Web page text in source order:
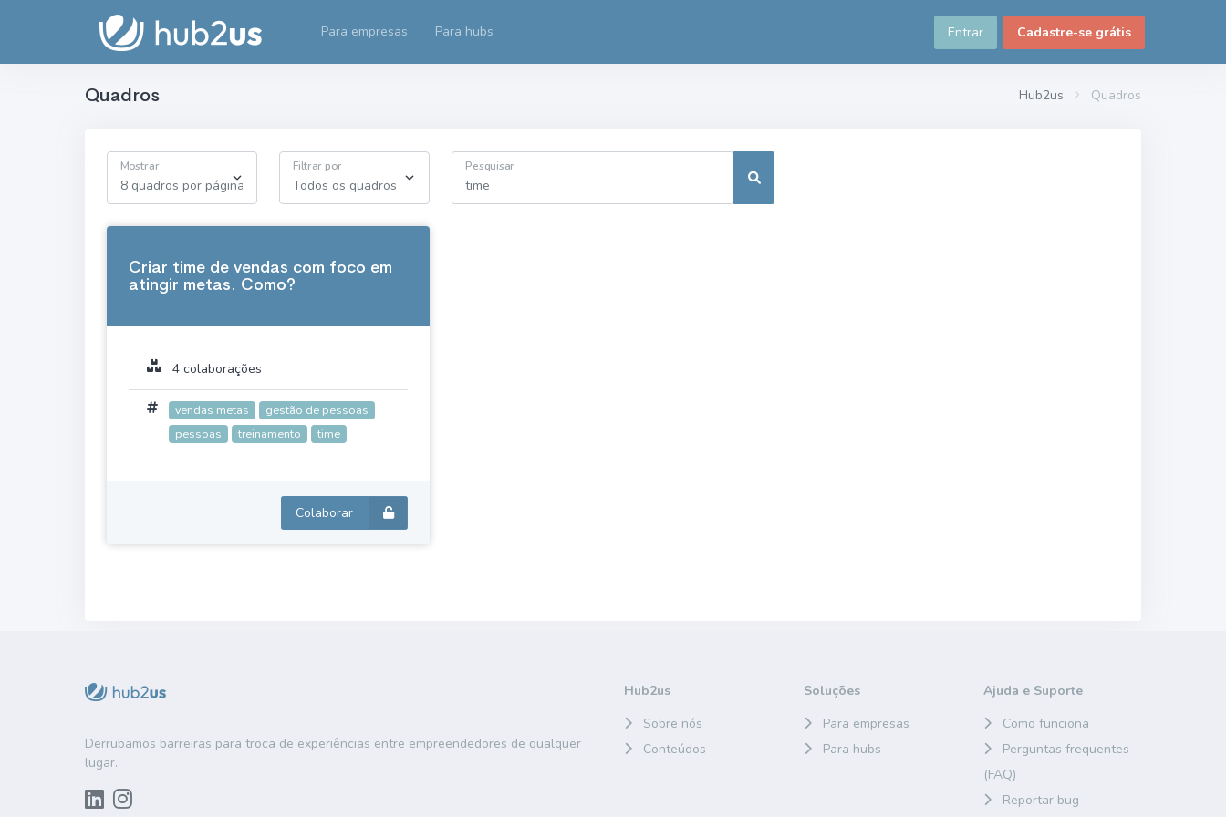
Entrar Cadastre-se grátis
Para empresas Para hubs
Hub2us Quadros
Quadros
Mostrar Filtrar por Pesquisar
Criar time de vendas com foco em
atingir metas. Como?
4 colaborações
vendas metas
gestão de pessoas
pessoas
treinamento time
Colaborar
Derrubamos barreiras para troca de experiências entre empreendedores de qualquer
lugar.
Hub2us
Sobre nós
Conteúdos
Soluções
Para empresas
Para hubs
Ajuda e Suporte
Como funciona
Perguntas frequentes
(FAQ)
Reportar bug